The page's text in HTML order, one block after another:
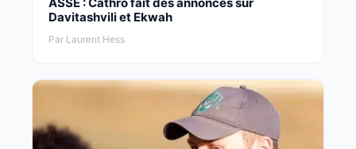
ASSE : Cathro fait des annonces sur
Davitashvili et Ekwah
Par Laurent Hess